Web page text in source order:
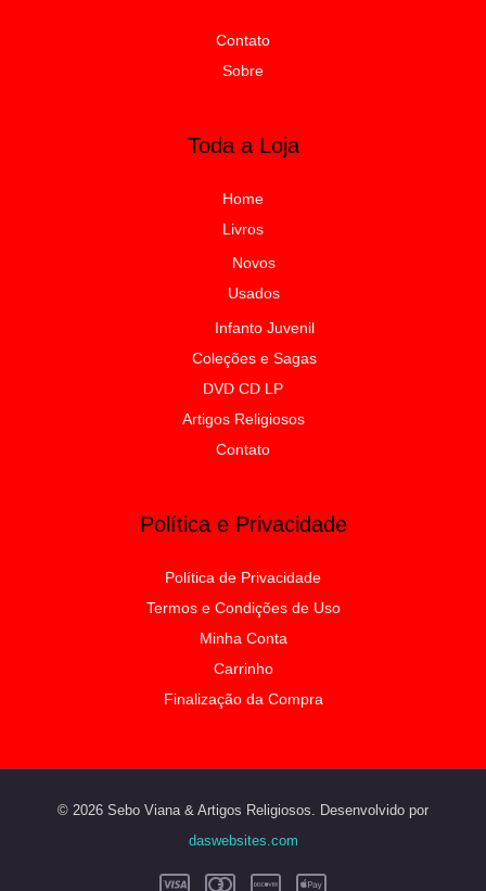
Contato
Sobre
Toda a Loja
Home
Livros
Novos
Usados
Infanto Juvenil
Coleções e Sagas
DVD CD LP
Artigos Religiosos
Contato
Política e Privacidade
Política de Privacidade
Termos e Condições de Uso
Minha Conta
Carrinho
Finalização da Compra
© 2026 Sebo Viana & Artigos Religiosos. Desenvolvido por
daswebsites.com